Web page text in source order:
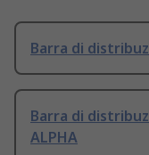
Barra di
Barra di
ALPHA